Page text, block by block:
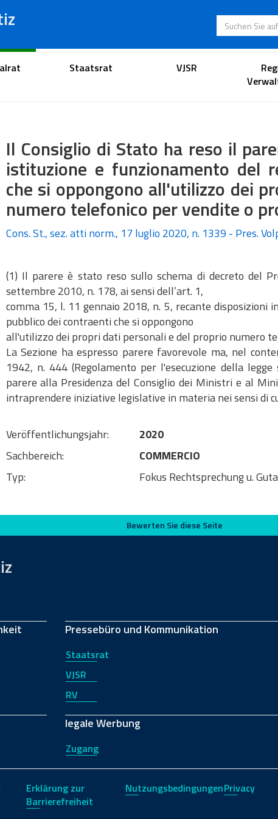
Suchen Sie
Anwaltsportal
Staatsrat VJSR
Il Consiglio di Stato ha reso il
istituzione e funzionamento del
che si oppongono all'utilizzo dei
numero telefonico per vendite o
Cons. St., sez. atti norm., 17 luglio 2020, n. 1339 - Pres.
(1) Il parere è stato reso sullo schema di decreto del
settembre 2010, n. 178, ai sensi dell’art. 1,
comma 15, l. 11 gennaio 2018, n. 5, recante
pubblico dei contraenti che si oppongono
all'utilizzo dei propri dati personali e del proprio numero
La Sezione ha espresso parere favorevole ma, nel
1942, n. 444 (Regolamento per l'esecuzione della
parere alla Presidenza del Consiglio dei Ministri e al
intraprendere iniziative legislative in materia nei sensi di
Veröffentlichungsjahr:
2020
Sachbereich:
COMMERCIO
Typ:
Fokus Rechtsprechung u.
Bewerten Sie diese Seite
Pressebüro und Kommunikation
Staatsrat
VJSR
RV
legale Werbung
Zugang
Erklärung zur
Barrierefreiheit
NutzungsbedingungenPrivacy